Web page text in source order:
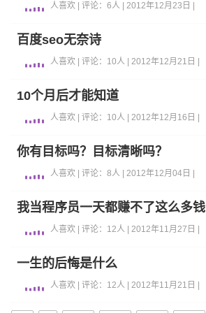
人喜欢 | 评论：6人 | 2012年12月23日 |
百度seo无奈诗
人喜欢 | 评论：10人 | 2012年12月21日 |
10个月后才能知道
人喜欢 | 评论：10人 | 2012年12月16日 |
你有目标吗？目标清晰吗？
人喜欢 | 评论：8人 | 2012年12月04日 |
我当程序员一天都赚不了这么多钱
人喜欢 | 评论：12人 | 2012年11月27日 |
一生的后悔是什么
人喜欢 | 评论：12人 | 2012年11月21日 |